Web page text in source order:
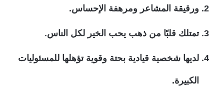
ورقيقة المشاعر ومرهفة الإحساس.
تمتلك قلبًا من ذهب يحب الخير لكل الناس.
لديها شخصية قيادية بحتة وقوية تؤهلها للمسئوليات
الكبيرة.